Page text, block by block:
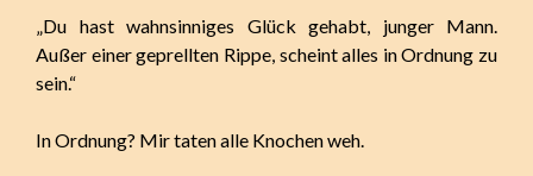
„Du hast wahnsinniges Glück gehabt, junger Mann.
Außer einer geprellten Rippe, scheint alles in Ordnung zu
sein.“
In Ordnung? Mir taten alle Knochen weh.